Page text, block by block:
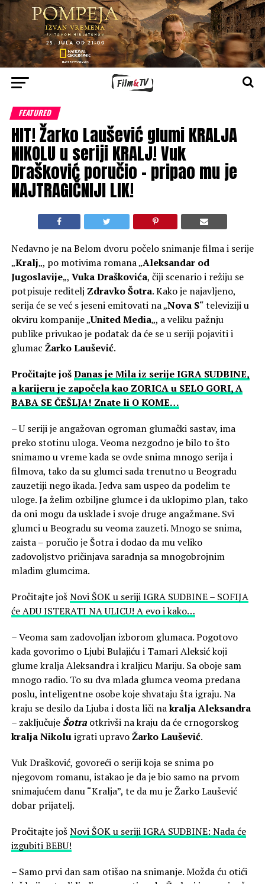
FEATURED
HIT! Žarko Laušević glumi KRALJA
NIKOLU u seriji KRALJ! Vuk
Drašković poručio – pripao mu je
NAJTRAGIČNIJI LIK!
Nedavno je na Belom dvoru počelo snimanje filma i serije
„Kralj„, po motivima romana „Aleksandar od
Jugoslavije„, Vuka Draškovića, čiji scenario i režiju se
potpisuje reditelj Zdravko Šotra. Kako je najavljeno,
serija će se već s jeseni emitovati na „Nova S“ televiziji u
okviru kompanije „United Media„, a veliku pažnju
publike privukao je podatak da će se u seriji pojaviti i
glumac Žarko Laušević.
Pročitajte jošDanas je Mila iz serije IGRA SUDBINE,
a karijeru je započela kao ZORICA u SELO GORI, A
BABA SE ČEŠLJA! Znate li O KOME…
– U seriji je angažovan ogroman glumački sastav, ima
preko stotinu uloga. Veoma nezgodno je bilo to što
snimamo u vreme kada se ovde snima mnogo serija i
filmova, tako da su glumci sada trenutno u Beogradu
zauzetiji nego ikada. Jedva sam uspeo da podelim te
uloge. Ja želim ozbiljne glumce i da uklopimo plan, tako
da oni mogu da usklade i svoje druge angažmane. Svi
glumci u Beogradu su veoma zauzeti. Mnogo se snima,
zaista – poručio je Šotra i dodao da mu veliko
zadovoljstvo pričinjava saradnja sa mnogobrojnim
mladim glumcima.
Pročitajte jošNovi ŠOK u seriji IGRA SUDBINE – SOFIJA
će ADU ISTERATI NA ULICU! A evo i kako…
– Veoma sam zadovoljan izborom glumaca. Pogotovo
kada govorimo o Ljubi Bulajiću i Tamari Aleksić koji
glume kralja Aleksandra i kraljicu Mariju. Sa oboje sam
mnogo radio. To su dva mlada glumca veoma predana
poslu, inteligentne osobe koje shvataju šta igraju. Na
kraju se desilo da Ljuba i dosta liči nakralja Aleksandra
– zaključuje Šotraotkrivši na kraju da će crnogorskog
kralja Nikoluigrati upravoŽarko Laušević.
Vuk Drašković, govoreći o seriji koja se snima po
njegovom romanu, istakao je da je bio samo na prvom
snimajućem danu “Kralja”, te da mu je Žarko Laušević
dobar prijatelj.
Pročitajte jošNovi ŠOK u seriji IGRA SUDBINE: Nada će
izgubiti BEBU!
– Samo prvi dan sam otišao na snimanje. Možda ću otići